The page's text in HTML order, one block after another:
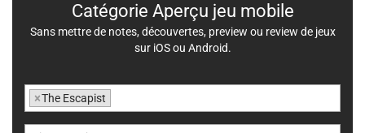
Catégorie Aperçu jeu mobile
Sans mettre de notes, découvertes, preview ou review de jeux
sur iOS ou Android.
×The Escapist